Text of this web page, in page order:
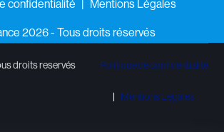
confidentialité
Mentions Légales
2026 - Tous droits réservés
droits reservés Politique de confidentialité
Mentions Légales